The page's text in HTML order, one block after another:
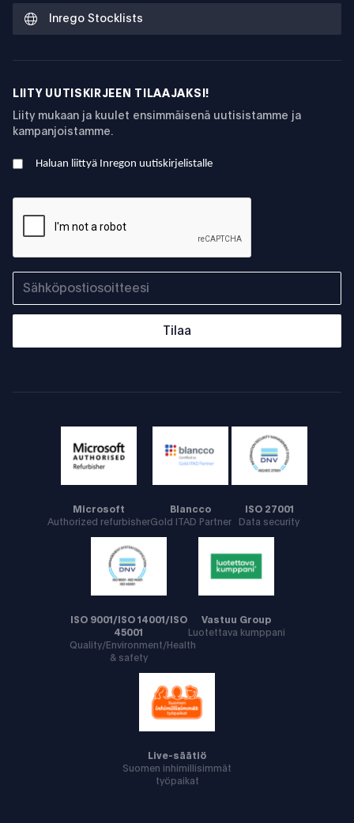
Inrego Stocklists
LIITY UUTISKIRJEEN TILAAJAKSI!
Liity mukaan ja kuulet ensimmäisenä uutisistamme ja
kampanjoistamme.
Haluan liittyä Inregon uutiskirjelistalle
Tilaa
Microsoft
Authorized refurbisher
Blancco
Gold ITAD Partner
ISO 27001
Data security
ISO 9001/ISO 14001/ISO
45001
Quality/Environment/Health
& safety
Vastuu Group
Luotettava kumppani
Live-säätiö
Suomen inhimillisimmät
työpaikat